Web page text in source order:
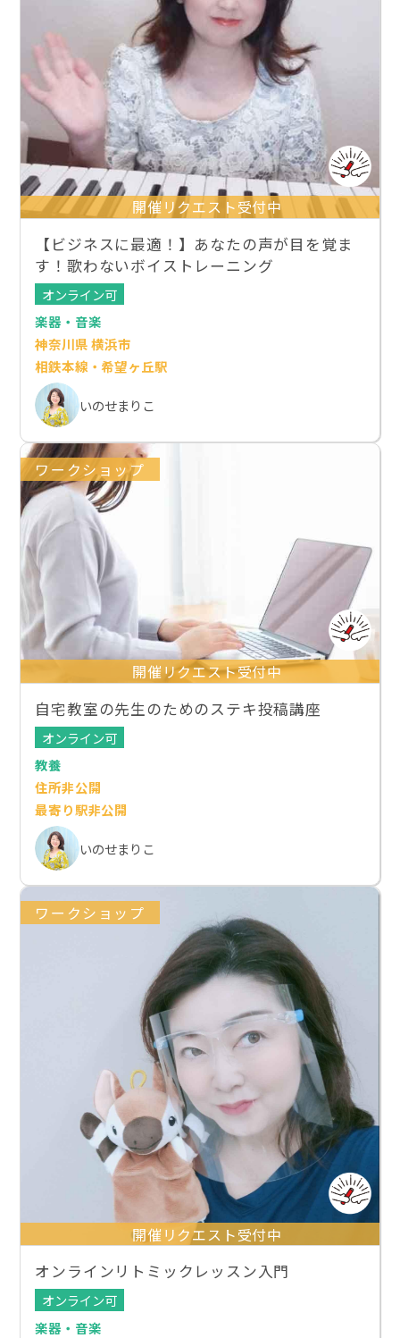
開催リクエスト受付中
【ビジネスに最適！】あなたの声が目を覚ま
す！歌わないボイストレーニング
オンライン可
楽器・音楽
神奈川県 横浜市
相鉄本線・希望ヶ丘駅
いのせまりこ
ワークショップ
開催リクエスト受付中
自宅教室の先生のためのステキ投稿講座
オンライン可
教養
住所非公開
最寄り駅非公開
いのせまりこ
ワークショップ
開催リクエスト受付中
オンラインリトミックレッスン入門
オンライン可
楽器・音楽